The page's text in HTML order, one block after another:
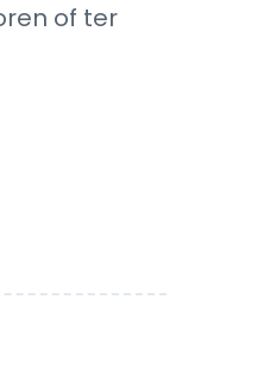
of ter